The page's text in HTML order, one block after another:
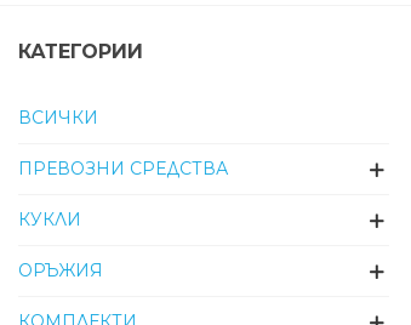
КАТЕГОРИИ
ВСИЧКИ
ПРЕВОЗНИ СРЕДСТВА
КУКЛИ
ОРЪЖИЯ